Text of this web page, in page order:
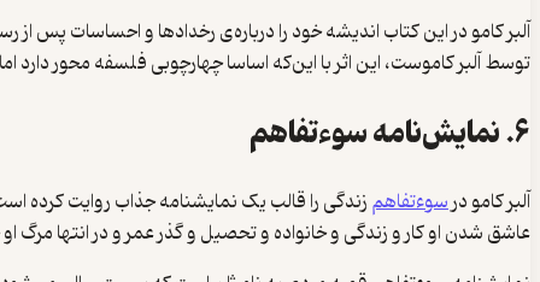
آلبر کامو در این کتاب اندیشه خود را درباره‌ی رخدادها و احساسات پس
توسط آلبر کاموست، این اثر با این‌که اساسا چهارچوبی فلسفه محور دارد
۶. نمایش‌نامه سوءتفاهم
آلبر کامو درسوءتفاهمزندگی را قالب یک نمایشنامه جذاب روایت کرده
عاشق شدن او کار و زندگی و خانواده و تحصیل و گذر عمر و در انتها مرگ